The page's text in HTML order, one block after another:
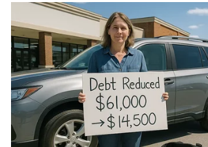
ಇತರ ರಾಜ್ಯಗಳಲ್ಲೂ ಸೆಕೆಂಡ್ ಹ್ಯಾಂಡ್
ಹೆಚ್ಚಾಗುತ್ತಿದೆ. ದೆಹಲಿ ನಗರಗಳಲ್ಲಿ ಹಳೇ
ಮಾರಾಟ ಮಾಡುತ್ತಿದ್ದಾರೆ. ಮಾಲಿನ್ಯ